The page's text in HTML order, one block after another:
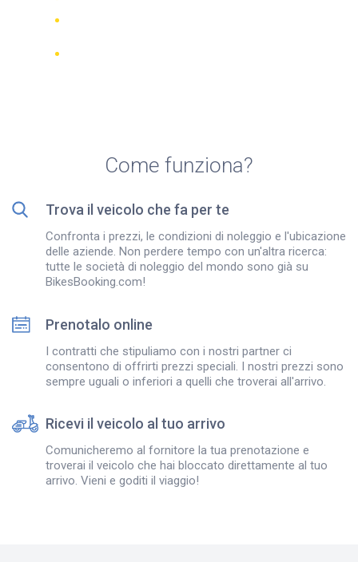
Come funziona?
Trova il veicolo che fa per te
Confronta i prezzi, le condizioni di noleggio e l'ubicazione
delle aziende. Non perdere tempo con un'altra ricerca:
tutte le società di noleggio del mondo sono già su
BikesBooking.com!
Prenotalo online
I contratti che stipuliamo con i nostri partner ci
consentono di offrirti prezzi speciali. I nostri prezzi sono
sempre uguali o inferiori a quelli che troverai all'arrivo.
Ricevi il veicolo al tuo arrivo
Comunicheremo al fornitore la tua prenotazione e
troverai il veicolo che hai bloccato direttamente al tuo
arrivo. Vieni e goditi il viaggio!